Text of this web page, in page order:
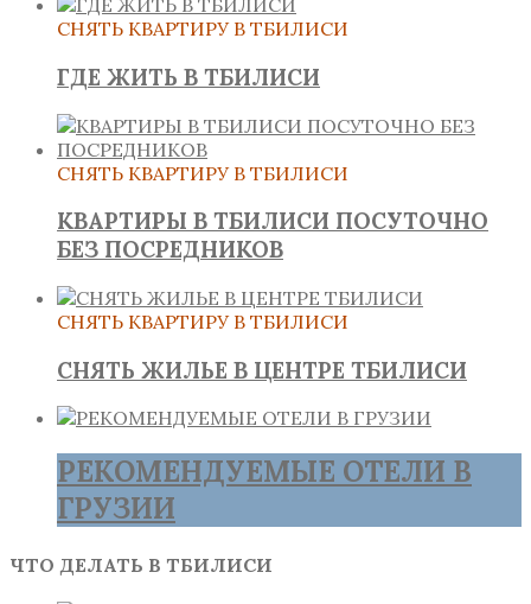
СНЯТЬ КВАРТИРУ В ТБИЛИСИ
ГДЕ ЖИТЬ В ТБИЛИСИ
СНЯТЬ КВАРТИРУ В ТБИЛИСИ
КВАРТИРЫ В ТБИЛИСИ ПОСУТОЧНО
БЕЗ ПОСРЕДНИКОВ
СНЯТЬ КВАРТИРУ В ТБИЛИСИ
СНЯТЬ ЖИЛЬЕ В ЦЕНТРЕ ТБИЛИСИ
РЕКОМЕНДУЕМЫЕ ОТЕЛИ В
ГРУЗИИ
ЧТО ДЕЛАТЬ В ТБИЛИСИ